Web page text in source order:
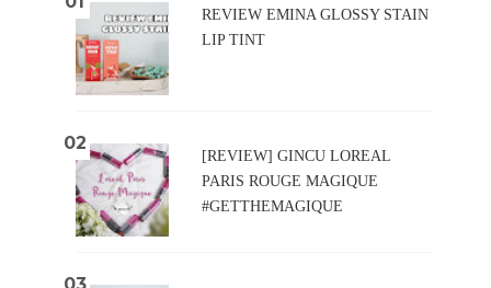
REVIEW EMINA GLOSSY STAIN
LIP TINT
[REVIEW] GINCU LOREAL
PARIS ROUGE MAGIQUE
#GETTHEMAGIQUE